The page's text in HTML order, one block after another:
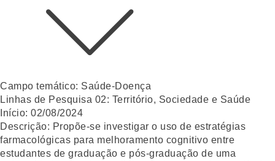
Campo temático: Saúde-Doença
Linhas de Pesquisa 02: Território, Sociedade e Saúde
Início: 02/08/2024
Descrição: Propõe-se investigar o uso de estratégias
farmacológicas para melhoramento cognitivo entre
estudantes de graduação e pós-graduação de uma